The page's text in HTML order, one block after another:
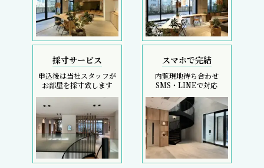
採寸サービス
申込後は当社スタッフが
お部屋を採寸致します
スマホで完結
内覧現地待ち合わせ
SMS・LINEで対応